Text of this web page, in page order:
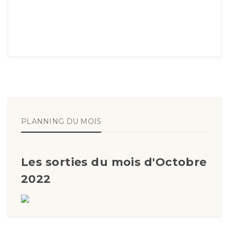
PLANNING DU MOIS
Les sorties du mois d'Octobre
2022